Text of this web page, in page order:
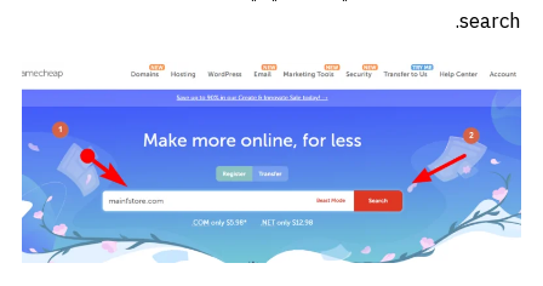
search.